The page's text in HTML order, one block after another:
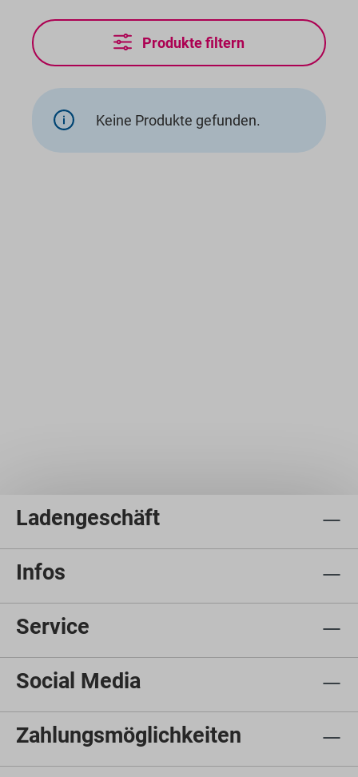
Produkte filtern
Keine Produkte gefunden.
Ladengeschäft
Infos
Service
Social Media
Zahlungsmöglichkeiten